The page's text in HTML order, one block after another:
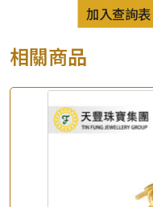
加入查詢表
相關商品